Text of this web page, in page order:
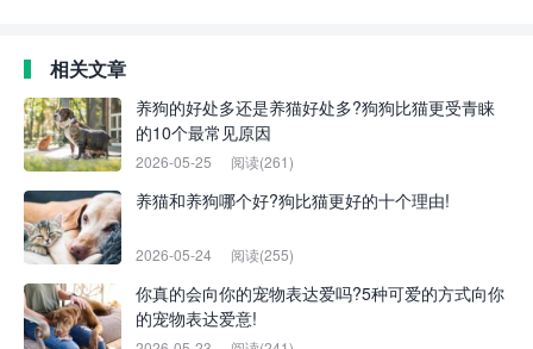
相关文章
养狗的好处多还是养猫好处多?狗狗比猫更受青睐
的10个最常见原因
2026-05-25 阅读(261)
养猫和养狗哪个好?狗比猫更好的十个理由!
2026-05-24 阅读(255)
你真的会向你的宠物表达爱吗?5种可爱的方式向你
的宠物表达爱意!